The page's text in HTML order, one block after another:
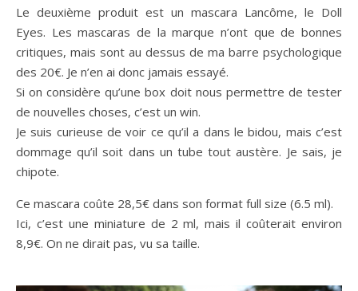
Le deuxième produit est un mascara Lancôme, le Doll
Eyes. Les mascaras de la marque n’ont que de bonnes
critiques, mais sont au dessus de ma barre psychologique
des 20€. Je n’en ai donc jamais essayé.
Si on considère qu’une box doit nous permettre de tester
de nouvelles choses, c’est un win.
Je suis curieuse de voir ce qu’il a dans le bidou, mais c’est
dommage qu’il soit dans un tube tout austère. Je sais, je
chipote.
Ce mascara coûte 28,5€ dans son format full size (6.5 ml).
Ici, c’est une miniature de 2 ml, mais il coûterait environ
8,9€. On ne dirait pas, vu sa taille.